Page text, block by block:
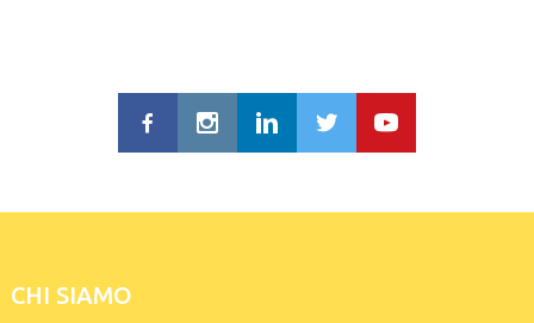
CHI SIAMO